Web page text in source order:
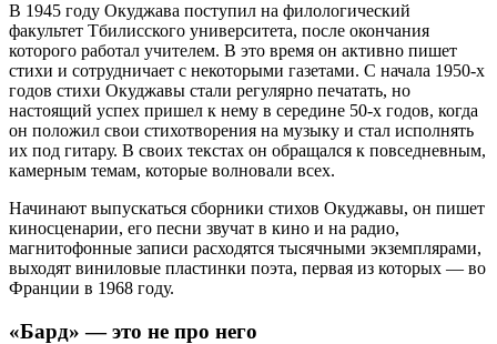
В 1945 году Окуджава поступил на филологический
факультет Тбилисского университета, после окончания
которого работал учителем. В это время он активно пишет
стихи и сотрудничает с некоторыми газетами. С начала 1950-х
годов стихи Окуджавы стали регулярно печатать, но
настоящий успех пришел к нему в середине 50-х годов, когда
он положил свои стихотворения на музыку и стал исполнять
их под гитару. В своих текстах он обращался к повседневным,
камерным темам, которые волновали всех.
Начинают выпускаться сборники стихов Окуджавы, он пишет
киносценарии, его песни звучат в кино и на радио,
магнитофонные записи расходятся тысячными экземплярами,
выходят виниловые пластинки поэта, первая из которых — во
Франции в 1968 году.
«Бард» — это не про него